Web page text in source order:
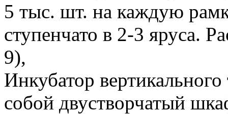
5 тыс. шт. на каждую
ступенчато в 2-3 яруса.
9),
Инкубатор
собой двустворчатый